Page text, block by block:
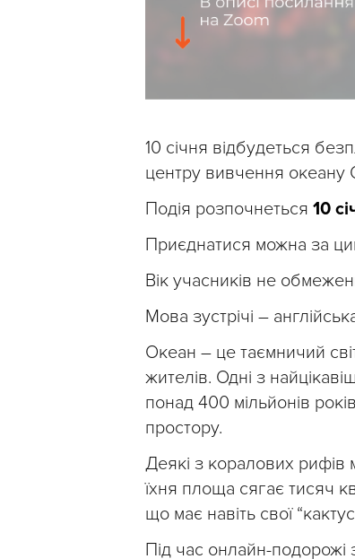
10 січня відбудеться
центру вивчення океану
Подія розпочнеться 10
Приєднатися можна за
Вік учасників не
Мова зустрічі –
Океан – це таємничий
жителів. Одні з
понад 400 мільйонів
простору.
Деякі з коралових рифів
їхня площа сягає тисяч
що має навіть свої
Під час онлайн-подорожі